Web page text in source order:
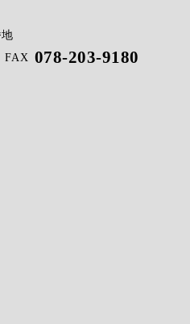
FAX 078-203-9180